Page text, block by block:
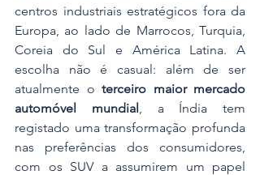
centros industriais estratégicos fora da
Europa, ao lado de Marrocos, Turquia,
Coreia do Sul e América Latina. A
escolha não é casual: além de ser
atualmente o terceiro maior mercado
automóvel mundial , a Índia tem
registado uma transformação profunda
nas preferências dos consumidores,
com os SUV a assumirem um papel